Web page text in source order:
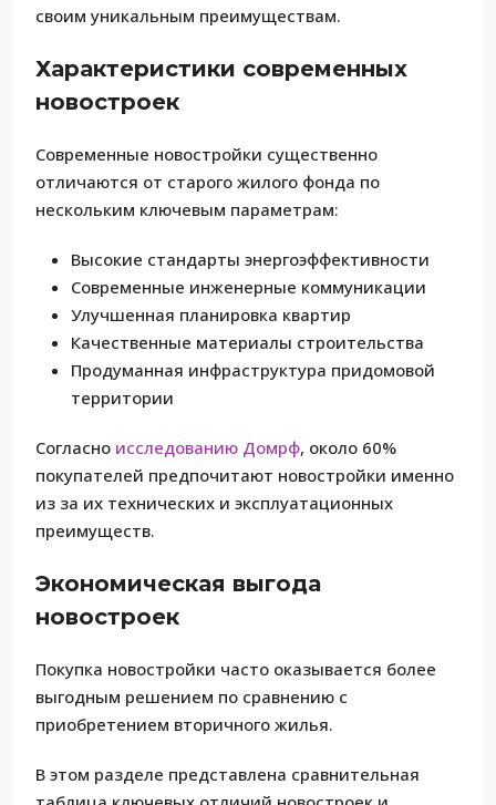
своим уникальным преимуществам.
Характеристики современных
новостроек
Современные новостройки существенно
отличаются от старого жилого фонда по
нескольким ключевым параметрам:
Высокие стандарты энергоэффективности
Современные инженерные коммуникации
Улучшенная планировка квартир
Качественные материалы строительства
Продуманная инфраструктура придомовой
территории
Согласно исследованию Домрф, около 60%
покупателей предпочитают новостройки именно
из за их технических и эксплуатационных
преимуществ.
Экономическая выгода
новостроек
Покупка новостройки часто оказывается более
выгодным решением по сравнению с
приобретением вторичного жилья.
В этом разделе представлена сравнительная